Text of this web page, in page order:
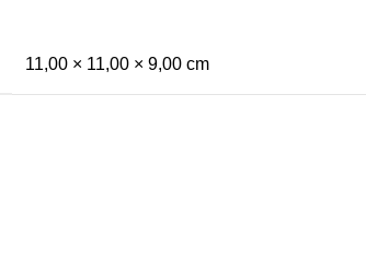
11,00 × 11,00 × 9,00 cm